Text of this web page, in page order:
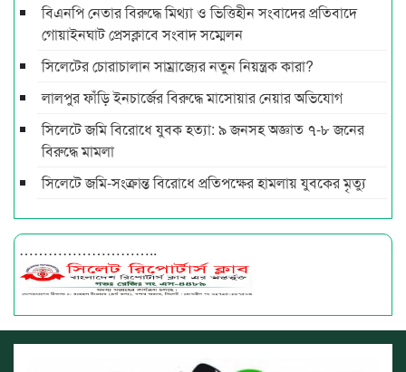
বিএনপি নেতার বিরুদ্ধে মিথ্যা ও ভিত্তিহীন সংবাদের প্রতিবাদে
গোয়াইনঘাট প্রেসক্লাবে সংবাদ সম্মেলন
সিলেটের চোরাচালান সাম্রাজ্যের নতুন নিয়ন্ত্রক কারা?
লালপুর ফাঁড়ি ইনচার্জের বিরুদ্ধে মাসোয়ার নেয়ার অভিযোগ
সিলেটে জমি বিরোধে যুবক হত্যা: ৯ জনসহ অজ্ঞাত ৭-৮ জনের
বিরুদ্ধে মামলা
সিলেটে জমি-সংক্রান্ত বিরোধে প্রতিপক্ষের হামলায় যুবকের মৃত্যু
………………………..